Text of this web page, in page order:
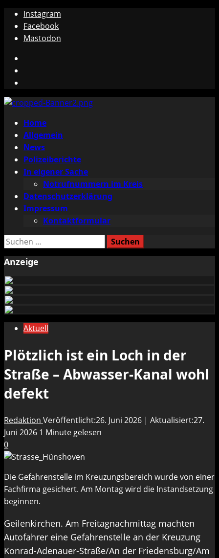
Zum
Inhalt
springen
Instagram
Facebook
Mastodon
Primäres
Menü
Home
Allgemein
News
Polizeiberichte
In eigener Sache
Notrufnummern im Kreis
Datenschutzerklärung
Impressum
Kontaktformular
Suchen
Anzeige
Aktuell
Plötzlich ist ein Loch in der
Straße – Abwasser-Kanal wohl
defekt
Redaktion Veröffentlicht:26. Juni 2026 | Aktualisiert:27.
Juni 2026 1 Minute gelesen
0
Die Gefahrenstelle im Kreuzungsbereich wurde von einer
Fachfirma gesichert. Am Montag wird die Instandsetzung
beginnen.
Geilenkirchen. Am Freitagnachmittag machten
Autofahrer eine Gefahrenstelle an der Kreuzung
Konrad-Adenauer-Straße/An der Friedensburg/Am